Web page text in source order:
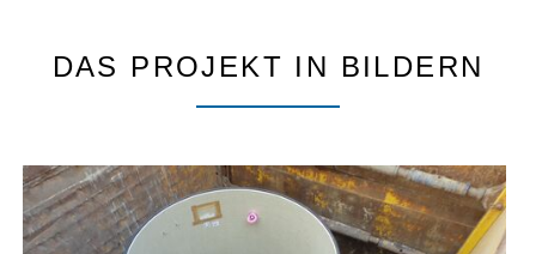
DAS PROJEKT IN BILDERN